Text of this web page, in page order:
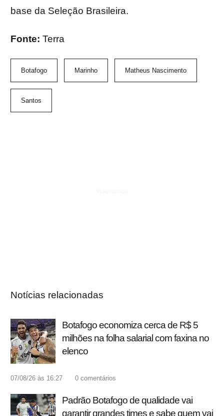
base da Seleção Brasileira.
Fonte: Terra
Botafogo Marinho Matheus Nascimento
Santos
Notícias relacionadas
Botafogo economiza cerca de R$ 5
milhões na folha salarial com faxina no
elenco
07/08/26 às 16:27 0 comentários
Padrão Botafogo de qualidade vai
garantir grandes times e sabe quem vai